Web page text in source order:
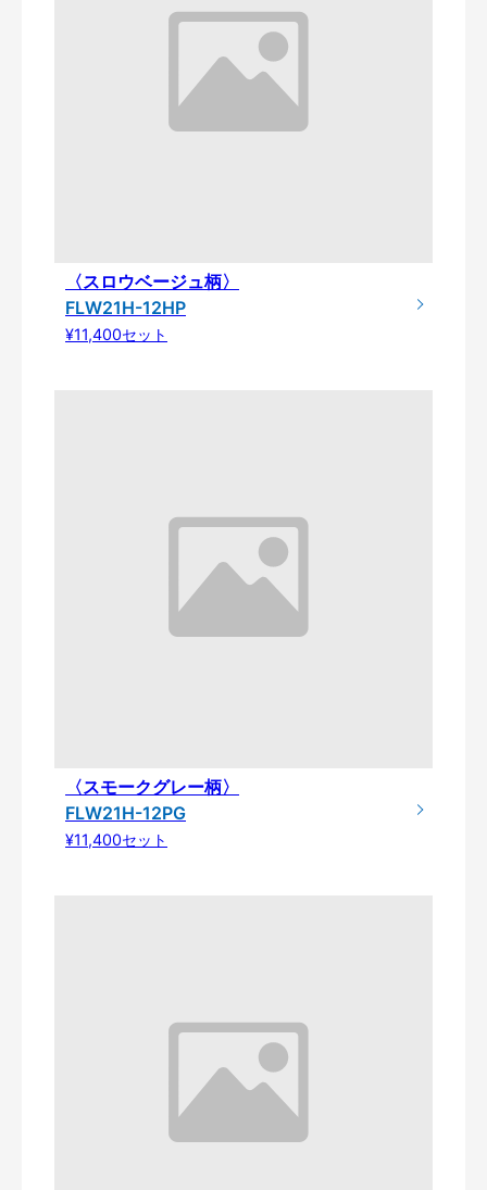
〈スロウベージュ柄〉
FLW21H-12HP
¥11,400セット
〈スモークグレー柄〉
FLW21H-12PG
¥11,400セット